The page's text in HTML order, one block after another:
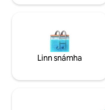
Phuong.
Linn snámha